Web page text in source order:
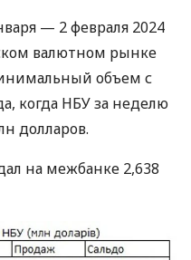
— 2 февраля 2024
валютном рынке
объем с
когда НБУ за неделю
долларов.
на межбанке 2,638